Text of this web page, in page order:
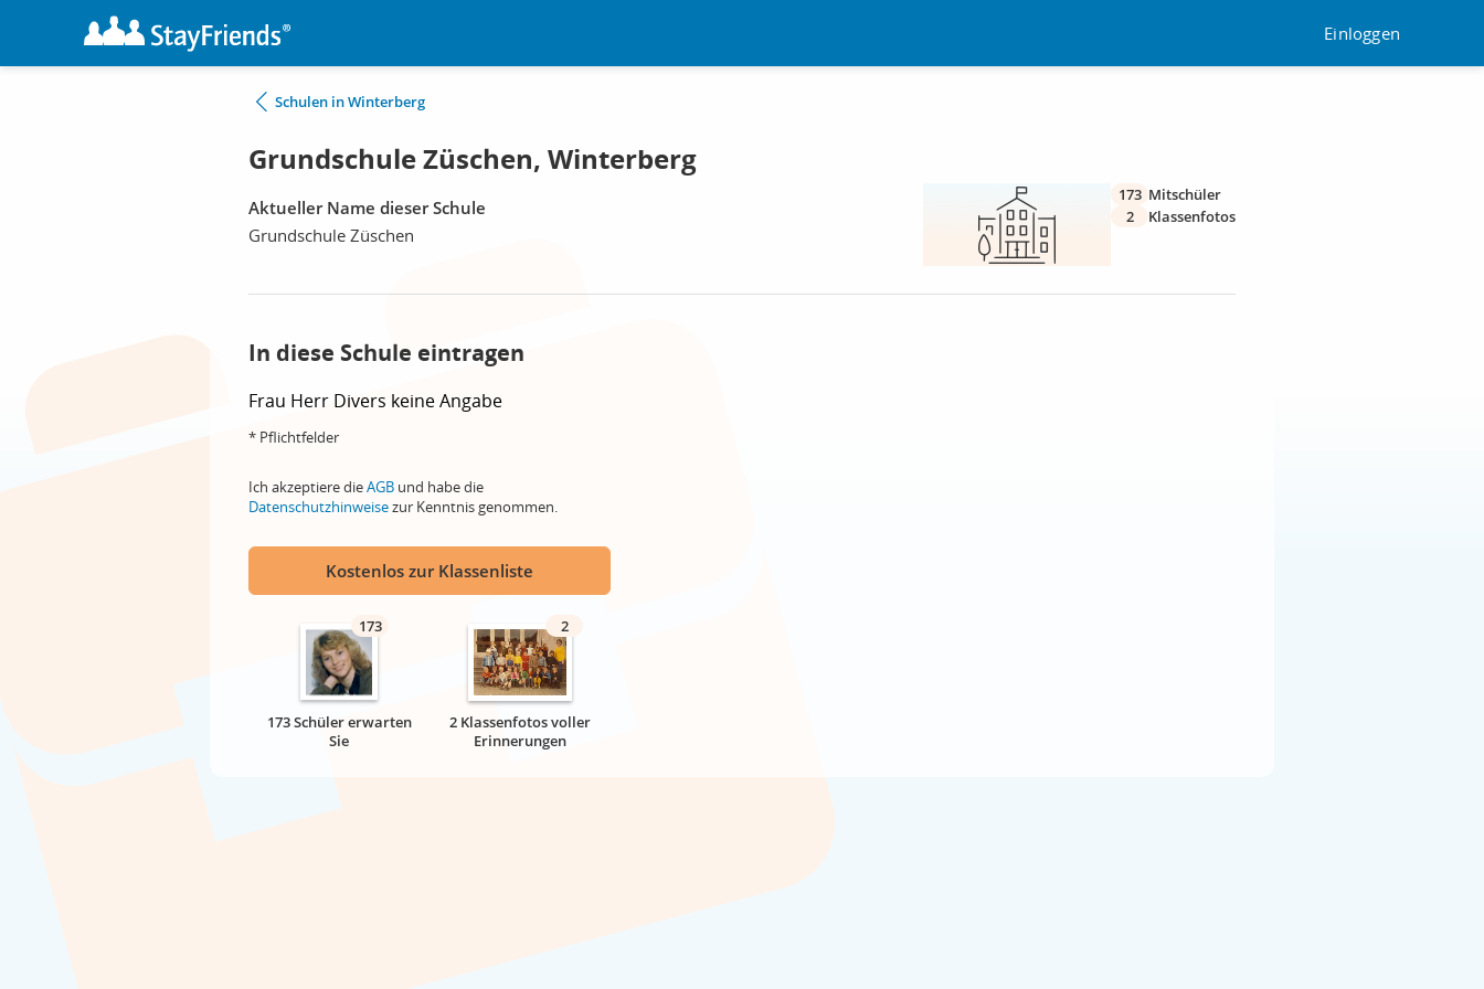
Einloggen
Schulen in Winterberg
Grundschule Züschen, Winterberg
Aktueller Name dieser Schule
Grundschule Züschen
173 Mitschüler
2
Klassenfotos
In diese Schule eintragen
Frau Herr Divers keine Angabe
* Pflichtfelder
Ich akzeptiere dieAGB und habe die
Datenschutzhinweisezur Kenntnis genommen.
Kostenlos zur Klassenliste
173
173 Schüler erwarten
Sie
2
2 Klassenfotos voller
Erinnerungen